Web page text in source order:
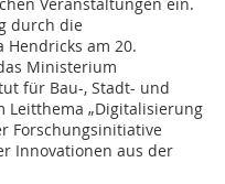
Veranstaltungen ein.
durch die
am 20.
Ministerium
für Bau-, Stadt- und
Leitthema „Digitalisierung
Forschungsinitiative
Innovationen aus der